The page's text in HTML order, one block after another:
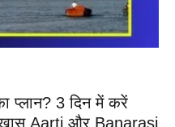
प्लान? 3 दिन में करें
Aarti और Banarasi